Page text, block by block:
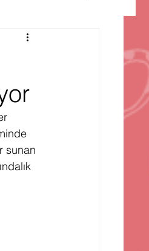
Şehirler
Oyunları
sunan